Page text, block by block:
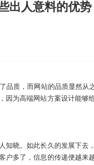
出人意料的优势
品质，而网站的品质显然从
因为高端网站方案设计能够
知晓。如此长久的发展下去
户多了，信息的传递便越来